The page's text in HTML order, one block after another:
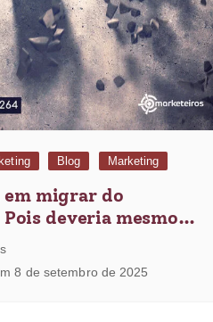
Blog Marketing
em migrar do
deveria mesmo…
8 de setembro de 2025